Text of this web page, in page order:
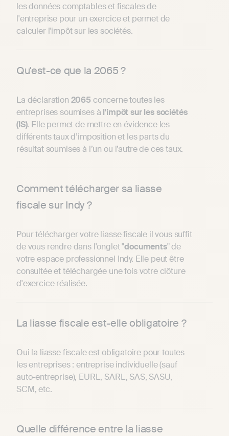
les données comptables et fiscales de
l'entreprise pour un exercice et permet de
calculer l'impôt sur les sociétés.
Qu'est-ce que la 2065 ?
La déclaration 2065 concerne toutes les
entreprises soumises à l'impôt sur les sociétés
(IS). Elle permet de mettre en évidence les
différents taux d’imposition et les parts du
résultat soumises à l’un ou l’autre de ces taux.
Comment télécharger sa liasse
fiscale sur Indy ?
Pour télécharger votre liasse fiscale il vous suffit
de vous rendre dans l'onglet "documents" de
votre espace professionnel Indy. Elle peut être
consultée et téléchargée une fois votre clôture
d'exercice réalisée.
La liasse fiscale est-elle obligatoire ?
Oui la liasse fiscale est obligatoire pour toutes
les entreprises : entreprise individuelle (sauf
auto-entreprise), EURL, SARL, SAS, SASU,
SCM, etc.
Quelle différence entre la liasse